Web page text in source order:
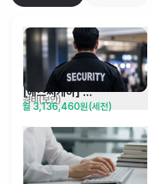
[에스씨케이]
오스템임플란트 보안 요원
단기 근무자
경비(보안)
월 3,136,460원(세전)